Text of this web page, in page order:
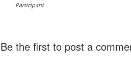
Participant
Be the first to post a